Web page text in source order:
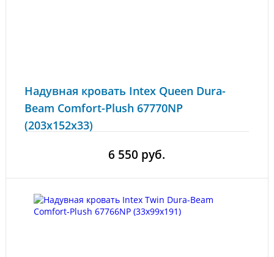
Надувная кровать Intex Queen Dura-
Beam Comfort-Plush 67770NP
(203x152x33)
6 550 руб.